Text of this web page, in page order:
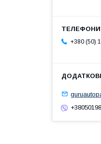
+380 (50)